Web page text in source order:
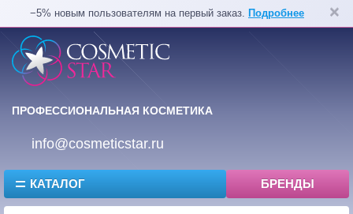
−5% новым пользователям на первый заказ. Подробнее
ПРОФЕССИОНАЛЬНАЯ КОСМЕТИКА
info@cosmeticstar.ru
КАТАЛОГ БРЕНДЫ